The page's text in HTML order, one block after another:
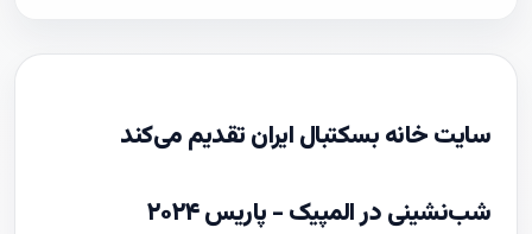
سایت خانه بسکتبال ایران تقدیم می‌کند
شب‌نشینی در المپیک - پاریس ۲۰۲۴